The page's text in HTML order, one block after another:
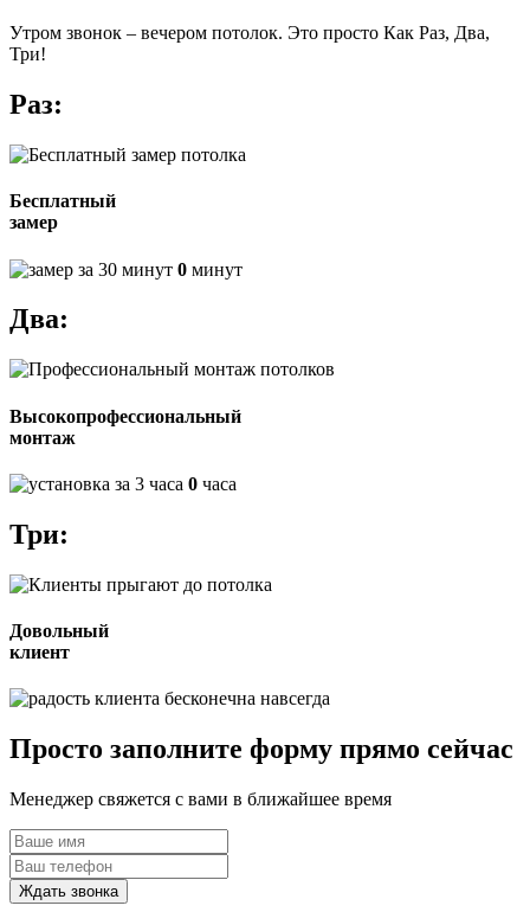
Утром звонок – вечером потолок. Это просто Как Раз, Два,
Три!
Раз:
Бесплатный
замер
0 минут
Два:
Высокопрофессиональный
монтаж
0 часа
Три:
Довольный
клиент
навсегда
Просто заполните форму прямо сейчас
Менеджер свяжется с вами в ближайшее время